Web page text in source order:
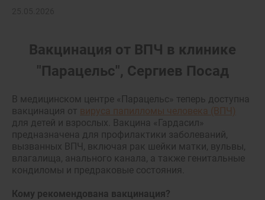
Вакцинация от ВПЧ в клинике
"Парацельс", Сергиев Посад
В медицинском центре «Парацельс» теперь доступна
вакцинация от вируса папилломы человека (ВПЧ)
для детей и взрослых. Вакцина «Гардасил»
предназначена для профилактики заболеваний,
вызванных ВПЧ, включая рак шейки матки, вульвы,
влагалища, анального канала, а также генитальные
кондиломы и предраковые состояния.
Кому рекомендована вакцинация?